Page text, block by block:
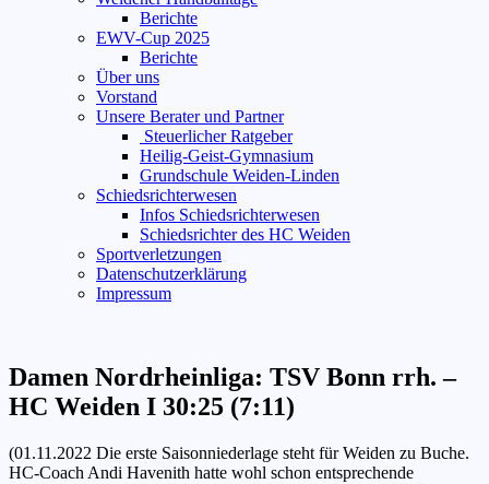
Berichte
EWV-Cup 2025
Berichte
Über uns
Vorstand
Unsere Berater und Partner
Steuerlicher Ratgeber
Heilig-Geist-Gymnasium
Grundschule Weiden-Linden
Schiedsrichterwesen
Infos Schiedsrichterwesen
Schiedsrichter des HC Weiden
Sportverletzungen
Datenschutzerklärung
Impressum
Damen Nordrheinliga: TSV Bonn rrh. –
HC Weiden I 30:25 (7:11)
(01.11.2022 Die erste Saisonniederlage steht für Weiden zu Buche.
HC-Coach Andi Havenith hatte wohl schon entsprechende